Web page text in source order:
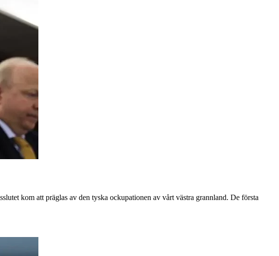
kom att präglas av den tyska ockupationen av vårt västra grannland. De första